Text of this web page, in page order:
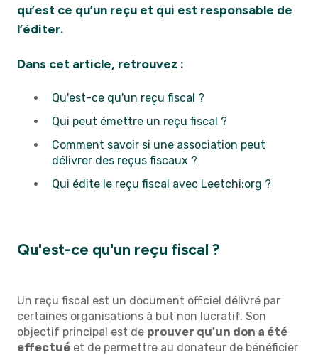
qu’est ce qu’un reçu et qui est responsable de
l’éditer.
Dans cet article, retrouvez :
Qu'est-ce qu'un reçu fiscal ?
Qui peut émettre un reçu fiscal ?
Comment savoir si une association peut
délivrer des reçus fiscaux ?
Qui édite le reçu fiscal avec Leetchi:org ?
Qu'est-ce qu'un reçu fiscal ?
Un reçu fiscal est un document officiel délivré par
certaines organisations à but non lucratif. Son
objectif principal est de prouver qu'un don a été
effectué et de permettre au donateur de bénéficier